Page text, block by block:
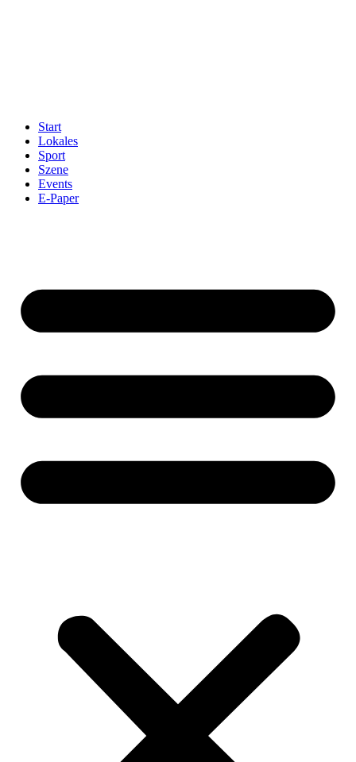
Start
Lokales
Sport
Szene
Events
E-Paper